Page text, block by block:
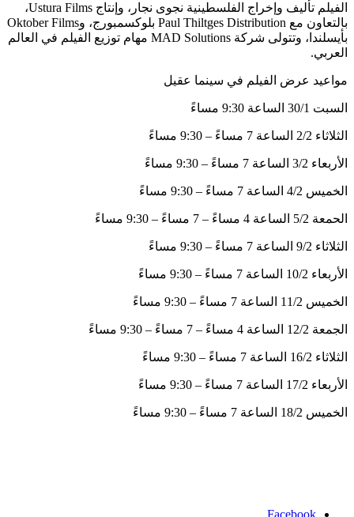
الفيلم تأليف وإخراج الفلسطينية نجوى نجار، وإنتاج Ustura Films،
بالتعاون مع Paul Thiltges Distribution بلوكسمبورج، وOktober Films
بأيسلندا، وتتولى شركة MAD Solutions مهام توزيع الفيلم في العالم
العربي.
مواعيد عرض الفيلم في سينما عقيل
السبت 30/1 الساعة 9:30 مساءً
الثلاثاء 2/2 الساعة 7 مساءً – 9:30 مساءً
الأربعاء 3/2 الساعة 7 مساءً – 9:30 مساءً
الخميس 4/2 الساعة 7 مساءً – 9:30 مساءً
الحمعة 5/2 الساعة 4 مساءً – 7 مساءً – 9:30 مساءً
الثلاثاء 9/2 الساعة 7 مساءً – 9:30 مساءً
الأربعاء 10/2 الساعة 7 مساءً – 9:30 مساءً
الخميس 11/2 الساعة 7 مساءً – 9:30 مساءً
الجمعة 12/2 الساعة 4 مساءً – 7 مساءً – 9:30 مساءً
الثلاثاء 16/2 الساعة 7 مساءً – 9:30 مساءً
الأربعاء 17/2 الساعة 7 مساءً – 9:30 مساءً
الخميس 18/2 الساعة 7 مساءً – 9:30 مساءً